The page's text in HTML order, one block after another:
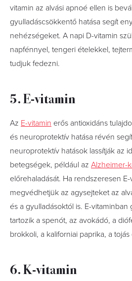
vitamin az alvási apnoé ellen is
gyulladáscsökkentő hatása segít
nehézségeket. A napi D-vitamin
napfénnyel, tengeri ételekkel,
tudjuk fedezni.
5. E-vitamin
Az E-vitamin erős antioxidáns
és neuroprotektív hatása révén
neuroprotektív hatások lassítják az
betegségek, például az Alzheimer-
előrehaladását. Ha rendszeresen
megvédhetjük az agysejteket az
és a gyulladásoktól is. E-
tartozik a spenót, az avokádó, a
brokkoli, a kaliforniai paprika, a tojás
6. K-vitamin